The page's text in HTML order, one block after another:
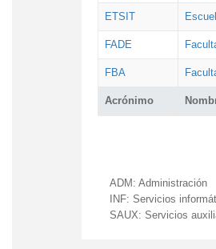
Acrónimo
ETSIT
FADE
FBA
ADM: Administración
INF: Servicios
SAUX: Servicios